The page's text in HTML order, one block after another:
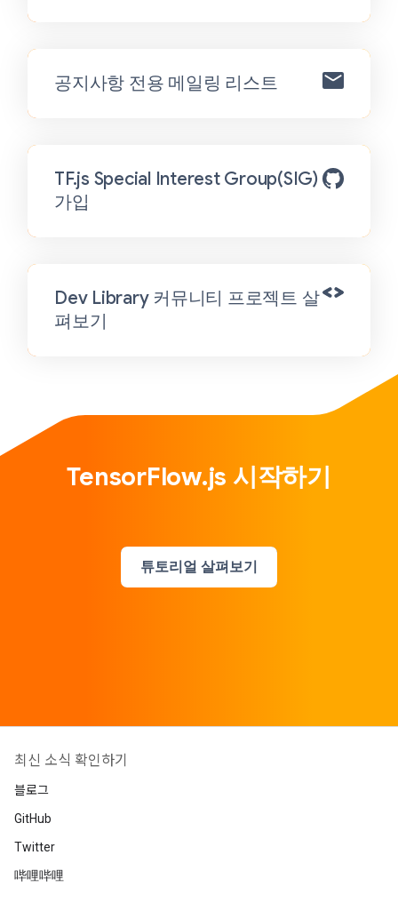
공지사항 전용 메일링 리스트
TF.js Special Interest Group(SIG)
가입
Dev Library 커뮤니티 프로젝트 살
펴보기
TensorFlow.js 시작하기
튜토리얼 살펴보기
최신 소식 확인하기
블로그
GitHub
Twitter
哔哩哔哩